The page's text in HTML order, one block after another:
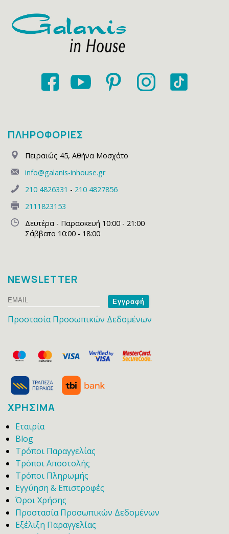
ΠΛΗΡΟΦΟΡΙΕΣ
Πειραιώς 45, Αθήνα Μοσχάτο
info@galanis-inhouse.gr
210 4826331 - 210 4827856
2111823153
Δευτέρα - Παρασκευή 10:00 - 21:00
Σάββατο 10:00 - 18:00
NEWSLETTER
Email
Name
Προστασία Προσωπικών Δεδομένων
ΧΡΗΣΙΜΑ
Εταιρία
Blog
Τρόποι Παραγγελίας
Τρόποι Αποστολής
Τρόποι Πληρωμής
Εγγύηση & Επιστροφές
Όροι Χρήσης
Προστασία Προσωπικών Δεδομένων
Εξέλιξη Παραγγελίας